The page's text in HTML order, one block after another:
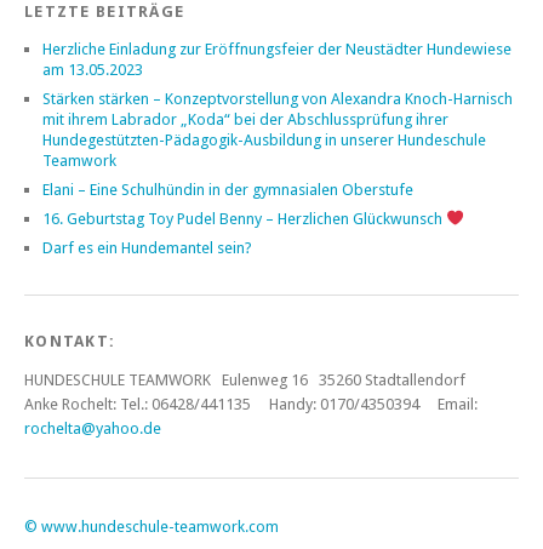
LETZTE BEITRÄGE
Herzliche Einladung zur Eröffnungsfeier der Neustädter Hundewiese
am 13.05.2023
Stärken stärken – Konzeptvorstellung von Alexandra Knoch-Harnisch
mit ihrem Labrador „Koda“ bei der Abschlussprüfung ihrer
Hundegestützten-Pädagogik-Ausbildung in unserer Hundeschule
Teamwork
Elani – Eine Schulhündin in der gymnasialen Oberstufe
16. Geburtstag Toy Pudel Benny – Herzlichen Glückwunsch
Darf es ein Hundemantel sein?
KONTAKT:
HUNDESCHULE TEAMWORK Eulenweg 16 35260 Stadtallendorf
Anke Rochelt: Tel.: 06428/441135 Handy: 0170/4350394 Email:
rochelta@yahoo.de
© www.hundeschule-teamwork.com